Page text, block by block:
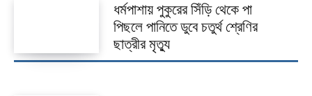
ধর্মপাশায় পুকুরের সিঁড়ি থেকে পা
পিছলে পানিতে ডুবে চতুর্থ শ্রেণির
ছাত্রীর মৃত্যু